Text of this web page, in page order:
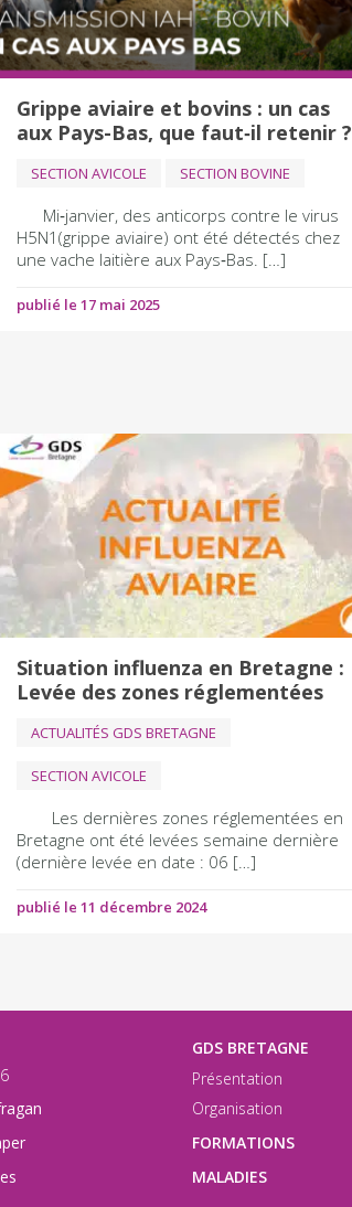
Grippe aviaire et bovins : un cas
aux Pays-Bas, que faut‑il retenir ?
SECTION AVICOLE SECTION BOVINE
Mi‑janvier, des anticorps contre le virus
H5N1(grippe aviaire) ont été détectés chez
une vache laitière aux Pays‑Bas. […]
publié le 17 mai 2025
Situation influenza en Bretagne :
Levée des zones réglementées
ACTUALITÉS GDS BRETAGNE
SECTION AVICOLE
Les dernières zones réglementées en
Bretagne ont été levées semaine dernière
(dernière levée en date : 06 […]
publié le 11 décembre 2024
GDS BRETAGNE
Présentation
Organisation
FORMATIONS
MALADIES